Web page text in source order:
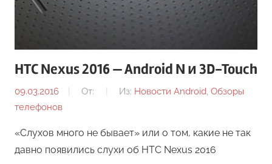
HTC Nexus 2016 — Android N и 3D-Touch
09.03.2016 От: Из: Новости Android, Обзоры
телефонов
«Слухов много не бывает» или о том, какие не так
давно появились слухи об HTC Nexus 2016